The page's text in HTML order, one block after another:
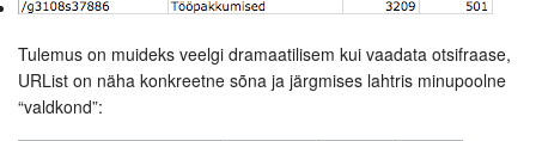
Tulemus on muideks veelgi dramaatilisem kui vaadata otsifraase,
URList on näha konkreetne sõna ja järgmises lahtris minupoolne
“valdkond”: